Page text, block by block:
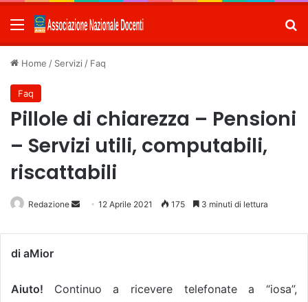
Menu
Home / Servizi / Faq
Faq
Pillole di chiarezza – Pensioni
– Servizi utili, computabili,
riscattabili
Redazione
Invia 12 Aprile 2021 175 3 minuti di lettura
di aMior
Aiuto! Continuo a ricevere telefonate a “iosa”,